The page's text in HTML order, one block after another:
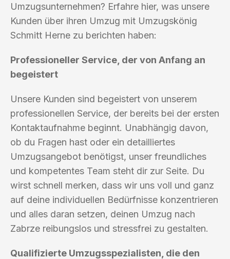
Umzugsunternehmen? Erfahre hier, was unsere
Kunden über ihren Umzug mit Umzugskönig
Schmitt Herne zu berichten haben:
Professioneller Service, der von Anfang an
begeistert
Unsere Kunden sind begeistert von unserem
professionellen Service, der bereits bei der ersten
Kontaktaufnahme beginnt. Unabhängig davon,
ob du Fragen hast oder ein detailliertes
Umzugsangebot benötigst, unser freundliches
und kompetentes Team steht dir zur Seite. Du
wirst schnell merken, dass wir uns voll und ganz
auf deine individuellen Bedürfnisse konzentrieren
und alles daran setzen, deinen Umzug nach
Zabrze reibungslos und stressfrei zu gestalten.
Qualifizierte Umzugsspezialisten, die den